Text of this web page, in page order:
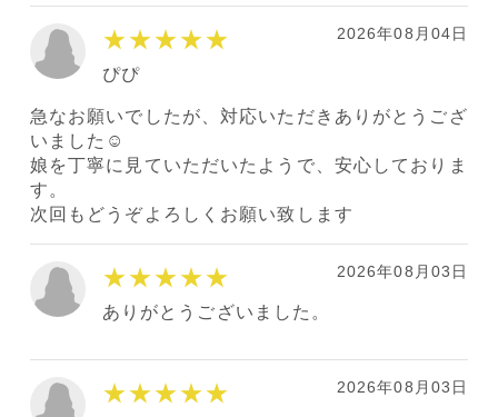
★★★★★ 2026年08月04日
ぴぴ
急なお願いでしたが、対応いただきありがとうござ
いました☺︎
娘を丁寧に見ていただいたようで、安心しておりま
す。
次回もどうぞよろしくお願い致します
★★★★★ 2026年08月03日
ありがとうございました。
★★★★★ 2026年08月03日